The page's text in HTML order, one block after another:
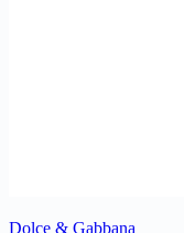
Dolce & Gabbana